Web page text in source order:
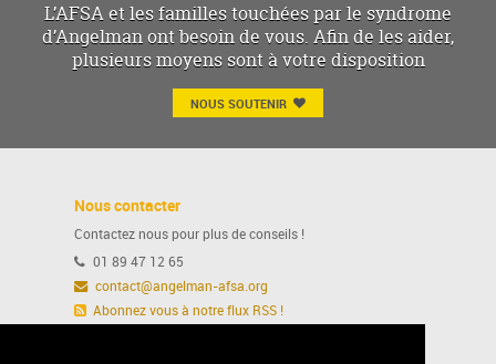
L’AFSA et les familles touchées par le syndrome
d’Angelman ont besoin de vous. Afin de les aider,
plusieurs moyens sont à votre disposition
NOUS SOUTENIR
Nous contacter
Contactez nous pour plus de conseils !
01 89 47 12 65
contact@angelman-afsa.org
Abonnez vous à notre flux RSS !